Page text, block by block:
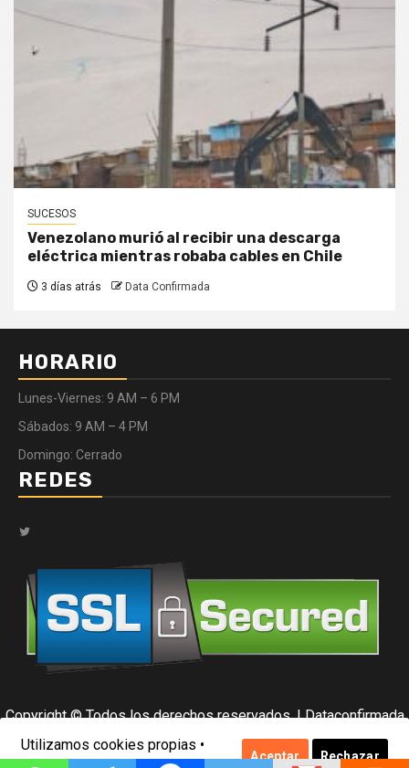
SUCESOS
Venezolano murió al recibir una descarga
eléctrica mientras robaba cables en Chile
3 días atrás Data Confirmada
HORARIO
Lunes-Viernes: 9 AM – 6 PM
Sábados: 9 AM – 4 PM
Domingo: Cerrado
REDES
Twitter
Copyright © Todos los derechos reservados.|Dataconfirmada
por Data Center.
Utilizamos cookies propias •
Aceptar Rechazar